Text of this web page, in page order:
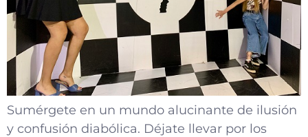
Sumérgete en un mundo alucinante de ilusión
y confusión diabólica. Déjate llevar por los